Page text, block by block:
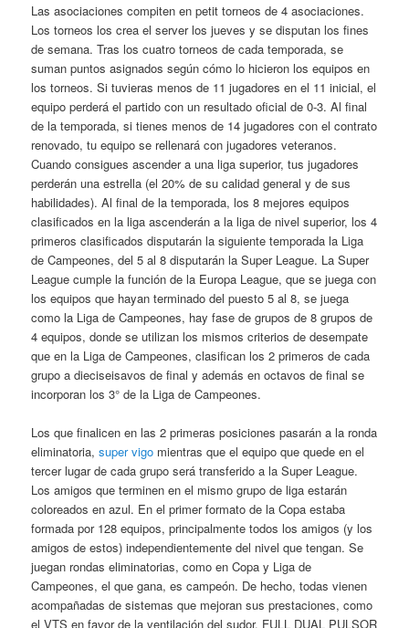
Las asociaciones compiten en petit torneos de 4 asociaciones.
Los torneos los crea el server los jueves y se disputan los fines
de semana. Tras los cuatro torneos de cada temporada, se
suman puntos asignados según cómo lo hicieron los equipos en
los torneos. Si tuvieras menos de 11 jugadores en el 11 inicial, el
equipo perderá el partido con un resultado oficial de 0-3. Al final
de la temporada, si tienes menos de 14 jugadores con el contrato
renovado, tu equipo se rellenará con jugadores veteranos.
Cuando consigues ascender a una liga superior, tus jugadores
perderán una estrella (el 20% de su calidad general y de sus
habilidades). Al final de la temporada, los 8 mejores equipos
clasificados en la liga ascenderán a la liga de nivel superior, los 4
primeros clasificados disputarán la siguiente temporada la Liga
de Campeones, del 5 al 8 disputarán la Super League. La Super
League cumple la función de la Europa League, que se juega con
los equipos que hayan terminado del puesto 5 al 8, se juega
como la Liga de Campeones, hay fase de grupos de 8 grupos de
4 equipos, donde se utilizan los mismos criterios de desempate
que en la Liga de Campeones, clasifican los 2 primeros de cada
grupo a dieciseisavos de final y además en octavos de final se
incorporan los 3° de la Liga de Campeones.
Los que finalicen en las 2 primeras posiciones pasarán a la ronda
eliminatoria,super vigo mientras que el equipo que quede en el
tercer lugar de cada grupo será transferido a la Super League.
Los amigos que terminen en el mismo grupo de liga estarán
coloreados en azul. En el primer formato de la Copa estaba
formada por 128 equipos, principalmente todos los amigos (y los
amigos de estos) independientemente del nivel que tengan. Se
juegan rondas eliminatorias, como en Copa y Liga de
Campeones, el que gana, es campeón. De hecho, todas vienen
acompañadas de sistemas que mejoran sus prestaciones, como
el VTS en favor de la ventilación del sudor, FULL DUAL PULSOR